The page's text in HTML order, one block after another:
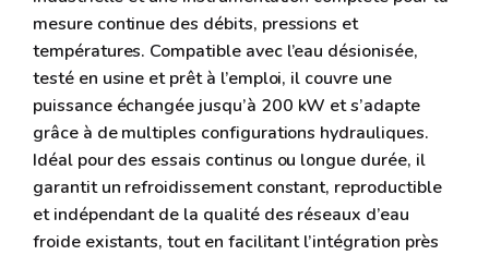
mesure continue des débits, pressions et
températures. Compatible avec l’eau désionisée,
testé en usine et prêt à l’emploi, il couvre une
puissance échangée jusqu’à 200 kW et s’adapte
grâce à de multiples configurations hydrauliques.
Idéal pour des essais continus ou longue durée, il
garantit un refroidissement constant, reproductible
et indépendant de la qualité des réseaux d’eau
froide existants, tout en facilitant l’intégration près